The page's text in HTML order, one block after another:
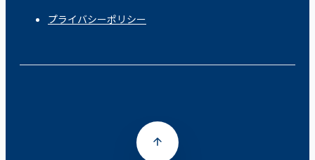
プライバシーポリシー